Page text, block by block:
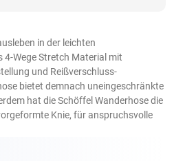
in der leichten
4-Wege Stretch Material mit
und Reißverschluss-
bietet demnach uneingeschränkte
hat die Schöffel Wanderhose die
Knie, für anspruchsvolle